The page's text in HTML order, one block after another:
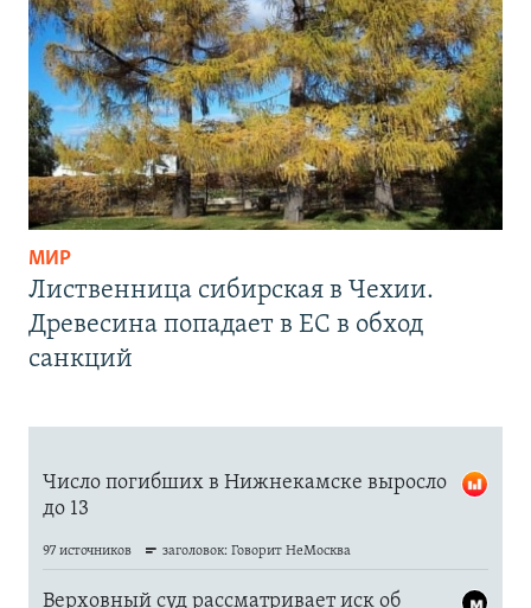
МИР
Лиственница сибирская в Чехии.
Древесина попадает в ЕС в обход
санкций